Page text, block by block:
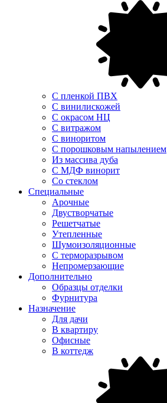
С пленкой ПВХ
С винилискожей
С окрасом НЦ
С витражом
С виноритом
С порошковым напылением
Из массива дуба
С МДФ винорит
Со стеклом
Специальные
Арочные
Двустворчатые
Решетчатые
Утепленные
Шумоизоляционные
С терморазрывом
Непромерзающие
Дополнительно
Образцы отделки
Фурнитура
Назначение
Для дачи
В квартиру
Офисные
В коттедж